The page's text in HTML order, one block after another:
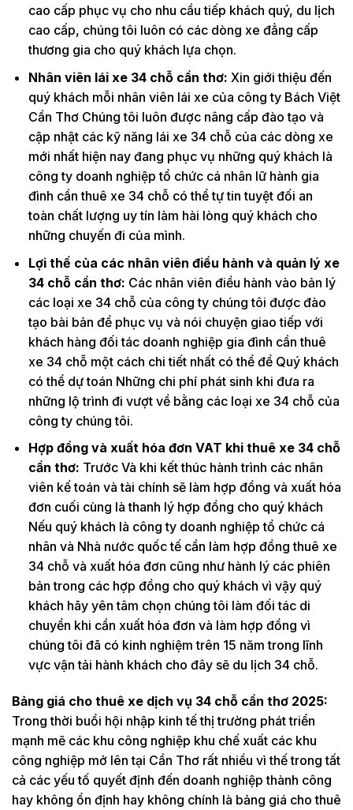
cao cấp phục vụ cho nhu cầu tiếp khách quý, du lịch
cao cấp, chúng tôi luôn có các dòng xe đẳng cấp
thương gia cho quý khách lựa chọn.
Nhân viên lái xe 34 chỗ cần thơ: Xin giới thiệu đến
quý khách mỗi nhân viên lái xe của công ty Bách Việt
Cần Thơ Chúng tôi luôn được nâng cấp đào tạo và
cập nhật các kỹ năng lái xe 34 chỗ của các dòng xe
mới nhất hiện nay đang phục vụ những quý khách là
công ty doanh nghiệp tổ chức cá nhân lữ hành gia
đình cần thuê xe 34 chỗ có thể tự tin tuyệt đối an
toàn chất lượng uy tín làm hài lòng quý khách cho
những chuyến đi của mình.
Lợi thế của các nhân viên điều hành và quản lý xe
34 chỗ cần thơ: Các nhân viên điều hành vào bản lý
các loại xe 34 chỗ của công ty chúng tôi được đào
tạo bài bản để phục vụ và nói chuyện giao tiếp với
khách hàng đối tác doanh nghiệp gia đình cần thuê
xe 34 chỗ một cách chi tiết nhất có thể để Quý khách
có thể dự toán Những chi phí phát sinh khi đưa ra
những lộ trình đi vượt về bằng các loại xe 34 chỗ của
công ty chúng tôi.
Hợp đồng và xuất hóa đơn VAT khi thuê xe 34 chỗ
cần thơ: Trước Và khi kết thúc hành trình các nhân
viên kế toán và tài chính sẽ làm hợp đồng và xuất hóa
đơn cuối cùng là thanh lý hợp đồng cho quý khách
Nếu quý khách là công ty doanh nghiệp tổ chức cá
nhân và Nhà nước quốc tế cần làm hợp đồng thuê xe
34 chỗ và xuất hóa đơn cũng như hành lý các phiên
bản trong các hợp đồng cho quý khách vì vậy quý
khách hãy yên tâm chọn chúng tôi làm đối tác di
chuyển khi cần xuất hóa đơn và làm hợp đồng vì
chúng tôi đã có kinh nghiệm trên 15 năm trong lĩnh
vực vận tải hành khách cho đây sẽ du lịch 34 chỗ.
Bảng giá cho thuê xe dịch vụ 34 chỗ cần thơ 2025:
Trong thời buổi hội nhập kinh tế thị trường phát triển
mạnh mẽ các khu công nghiệp khu chế xuất các khu
công nghiệp mở lên tại Cần Thơ rất nhiều vì thế trong tất
cả các yếu tố quyết định đến doanh nghiệp thành công
hay không ổn định hay không chính là bảng giá cho thuê